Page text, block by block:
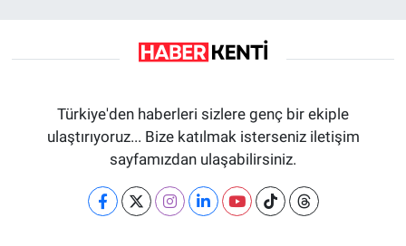
Türkiye'den haberleri sizlere genç bir ekiple
ulaştırıyoruz... Bize katılmak isterseniz iletişim
sayfamızdan ulaşabilirsiniz.